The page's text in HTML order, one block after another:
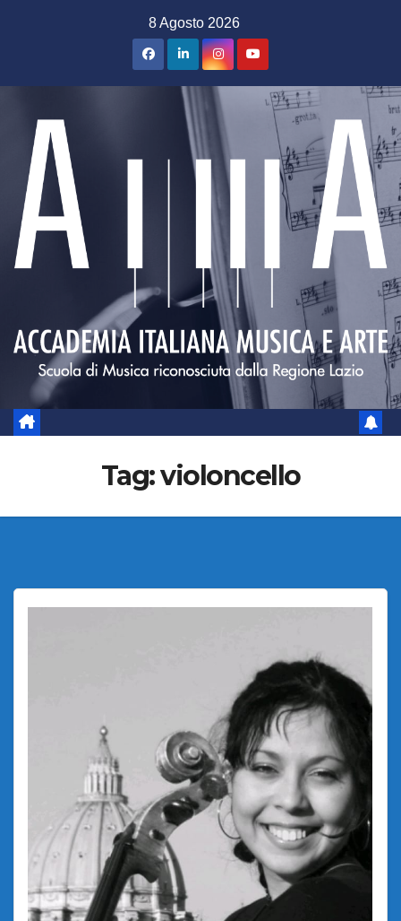
8 Agosto 2026
Tag:violoncello